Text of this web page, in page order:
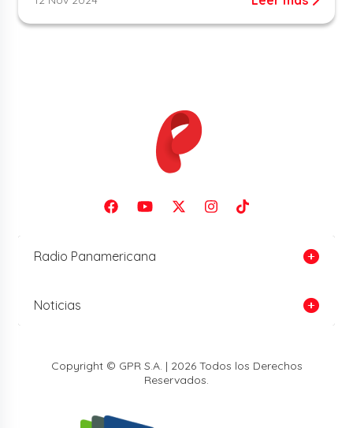
Radio Panamericana
Noticias
Copyright © GPR S.A. | 2026 Todos los Derechos
Reservados.